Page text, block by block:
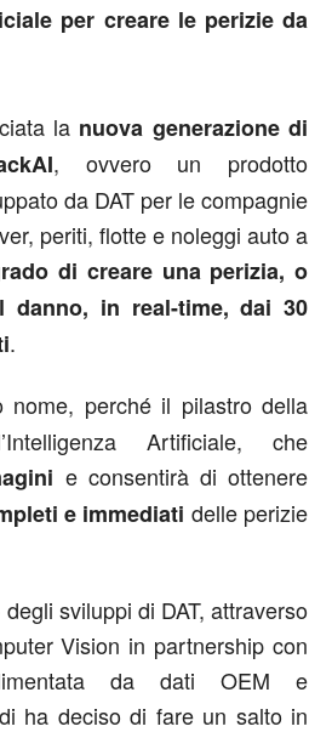
per creare le perizie da
la nuova generazione di
, ovvero un prodotto
da DAT per le compagnie
periti, flotte e noleggi auto a
di creare una perizia, o
danno, in real-time, dai 30
.
perché il pilastro della
Artificiale, che
e consentirà di ottenere
e immediati delle perizie
sviluppi di DAT, attraverso
Vision in partnership con
da dati OEM e
ha deciso di fare un salto in